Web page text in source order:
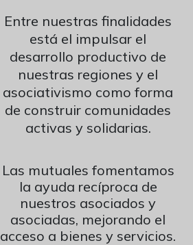
Fiscalizador Titular 1º
Amalia Inés Haefeli
Fiscalizador Titular 2º
Gustavo Alberto Vozzi Carrau
Fiscalizador Suplente 1º
Karina Pérez
Localidad: Comuna San
Roque, Córdoba, Argentina
Cel: +549 351-6774160
Banco Credicoop: Cuenta
Corriente N° 191-232-
028330/1
1910232855023202833014
Alias: proveargentina
Entre nuestras finalidades
está el impulsar el
desarrollo productivo de
nuestras regiones y el
asociativismo como forma
de construir comunidades
activas y solidarias.
Las mutuales fomentamos
la ayuda recíproca de
nuestros asociados y
asociadas, mejorando el
acceso a bienes y servicios.